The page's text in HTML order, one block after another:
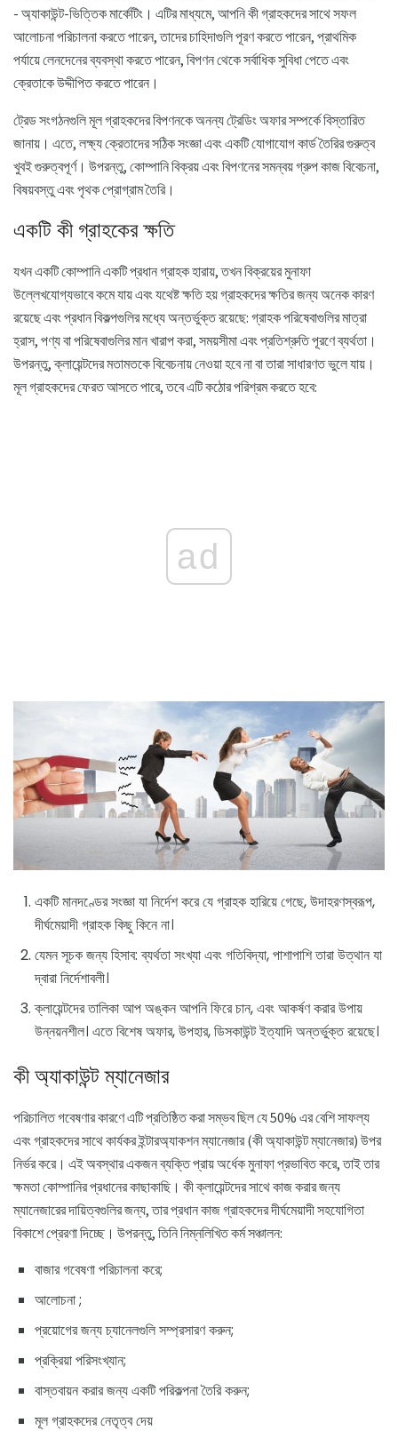
- অ্যাকাউন্ট-ভিত্তিক মার্কেটিং। এটির মাধ্যমে, আপনি কী গ্রাহকদের সাথে সফল
আলোচনা পরিচালনা করতে পারেন, তাদের চাহিদাগুলি পূরণ করতে পারেন, প্রাথমিক
পর্যায়ে লেনদেনের ব্যবস্থা করতে পারেন, বিপণন থেকে সর্বাধিক সুবিধা পেতে এবং
ক্রেতাকে উদ্দীপিত করতে পারেন।
ট্রেড সংগঠনগুলি মূল গ্রাহকদের বিপণনকে অনন্য ট্রেডিং অফার সম্পর্কে বিস্তারিত
জানায়। এতে, লক্ষ্য ক্রেতাদের সঠিক সংজ্ঞা এবং একটি যোগাযোগ কার্ড তৈরির গুরুত্ব
খুবই গুরুত্বপূর্ণ। উপরন্তু, কোম্পানি বিক্রয় এবং বিপণনের সমন্বয় গ্রুপ কাজ বিবেচনা,
বিষয়বস্তু এবং পৃথক প্রোগ্রাম তৈরি।
একটি কী গ্রাহকের ক্ষতি
যখন একটি কোম্পানি একটি প্রধান গ্রাহক হারায়, তখন বিক্রয়ের মুনাফা
উল্লেখযোগ্যভাবে কমে যায় এবং যথেষ্ট ক্ষতি হয় গ্রাহকদের ক্ষতির জন্য অনেক কারণ
রয়েছে এবং প্রধান বিকল্পগুলির মধ্যে অন্তর্ভুক্ত রয়েছে: গ্রাহক পরিষেবাগুলির মাত্রা
হ্রাস, পণ্য বা পরিষেবাগুলির মান খারাপ করা, সময়সীমা এবং প্রতিশ্রুতি পূরণে ব্যর্থতা।
উপরন্তু, ক্লায়েন্টদের মতামতকে বিবেচনায় নেওয়া হবে না বা তারা সাধারণত ভুলে যায়।
মূল গ্রাহকদের ফেরত আসতে পারে, তবে এটি কঠোর পরিশ্রম করতে হবে:
ad
একটি মানদণ্ডের সংজ্ঞা যা নির্দেশ করে যে গ্রাহক হারিয়ে গেছে, উদাহরণস্বরূপ,
দীর্ঘমেয়াদী গ্রাহক কিছু কিনে না।
যেমন সূচক জন্য হিসাব: ব্যর্থতা সংখ্যা এবং গতিবিদ্যা, পাশাপাশি তারা উত্থান যা
দ্বারা নির্দেশাবলী।
ক্লায়েন্টদের তালিকা আপ অঙ্কন আপনি ফিরে চান, এবং আকর্ষণ করার উপায়
উন্নয়নশীল। এতে বিশেষ অফার, উপহার, ডিসকাউন্ট ইত্যাদি অন্তর্ভুক্ত রয়েছে।
কী অ্যাকাউন্ট ম্যানেজার
পরিচালিত গবেষণার কারণে এটি প্রতিষ্ঠিত করা সম্ভব ছিল যে 50% এর বেশি সাফল্য
এবং গ্রাহকদের সাথে কার্যকর ইন্টারঅ্যাকশন ম্যানেজার (কী অ্যাকাউন্ট ম্যানেজার) উপর
নির্ভর করে। এই অবস্থার একজন ব্যক্তি প্রায় অর্ধেক মুনাফা প্রভাবিত করে, তাই তার
ক্ষমতা কোম্পানির প্রধানের কাছাকাছি। কী ক্লায়েন্টদের সাথে কাজ করার জন্য
ম্যানেজারের দায়িত্বগুলির জন্য, তার প্রধান কাজ গ্রাহকদের দীর্ঘমেয়াদী সহযোগিতা
বিকাশে প্রেরণা দিচ্ছে। উপরন্তু, তিনি নিম্নলিখিত কর্ম সঞ্চালন:
বাজার গবেষণা পরিচালনা করে;
আলোচনা ;
প্রয়োগের জন্য চ্যানেলগুলি সম্প্রসারণ করুন;
প্রক্রিয়া পরিসংখ্যান;
বাস্তবায়ন করার জন্য একটি পরিকল্পনা তৈরি করুন;
মূল গ্রাহকদের নেতৃত্ব দেয়